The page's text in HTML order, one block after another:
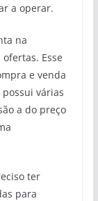
a operar.
na
Esse
e venda
várias
a do preço
ter
para